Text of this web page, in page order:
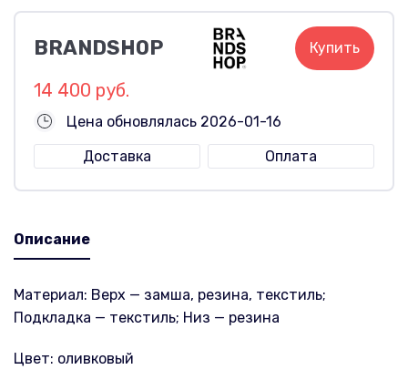
BRANDSHOP Купить
14 400 руб.
Цена обновлялась 2026-01-16
Доставка
Оплата
Описание
Материал: Верх — замша, резина, текстиль;
Подкладка — текстиль; Низ — резина
Цвет: оливковый